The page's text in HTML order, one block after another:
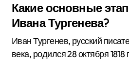
Какие основные
Ивана Тургенева?
Иван Тургенев, русский
века, родился 28 октября